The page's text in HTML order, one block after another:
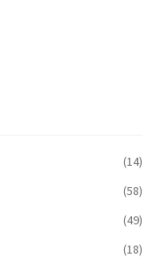
(14)
(58)
(49)
(18)